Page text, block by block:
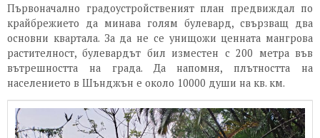
Първоначално градоустройственият план предвиждал по
крайбрежието да минава голям булевард, свързващ два
основни квартала. За да не се унищожи ценната мангрова
растителност, булевардът бил изместен с 200 метра във
вътрешността на града. Да напомня, плътността на
населението в Шънджън е около 10000 души на кв. км.